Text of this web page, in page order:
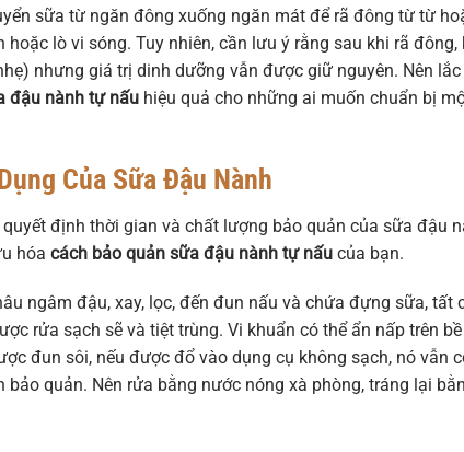
sữa từ ngăn đông xuống ngăn mát để rã đông từ từ
lò vi sóng. Tuy nhiên, cần lưu ý rằng sau khi rã đông,
nhưng giá trị dinh dưỡng vẫn được giữ nguyên. Nên lắc
đậu nành tự nấu hiệu quả cho những ai muốn chuẩn bị
Của Sữa Đậu Nành
định thời gian và chất lượng bảo quản của sữa đậu
hóa cách bảo quản sữa đậu nành tự nấu của bạn.
ngâm đậu, xay, lọc, đến đun nấu và chứa đựng sữa, tất
rửa sạch sẽ và tiệt trùng. Vi khuẩn có thể ẩn nấp trên bề
đun sôi, nếu được đổ vào dụng cụ không sạch, nó vẫn
quản. Nên rửa bằng nước nóng xà phòng, tráng lại